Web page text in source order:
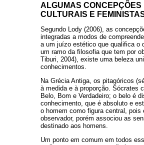
ALGUMAS
CULTURAIS E
Segundo Lody (2006), as
integradas a modos de
a um juízo estético que qualifica o
um ramo da filosofia que tem por
Tiburi, 2004), existe uma beleza
conhecimentos.
Na Grécia Antiga, os pitagóricos
à medida e à proporção. Sócrates
Belo, Bom e Verdadeiro; o belo é
conhecimento, que é absoluto e
o homem como figura central,
observador, porém associou as
destinado aos homens.
Um ponto em comum em todos